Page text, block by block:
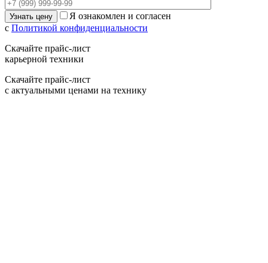
Я ознакомлен и согласен
с Политикой конфиденциальности
Скачайте прайс-лист
карьерной техники
Скачайте прайс-лист
с актуальными ценами на технику